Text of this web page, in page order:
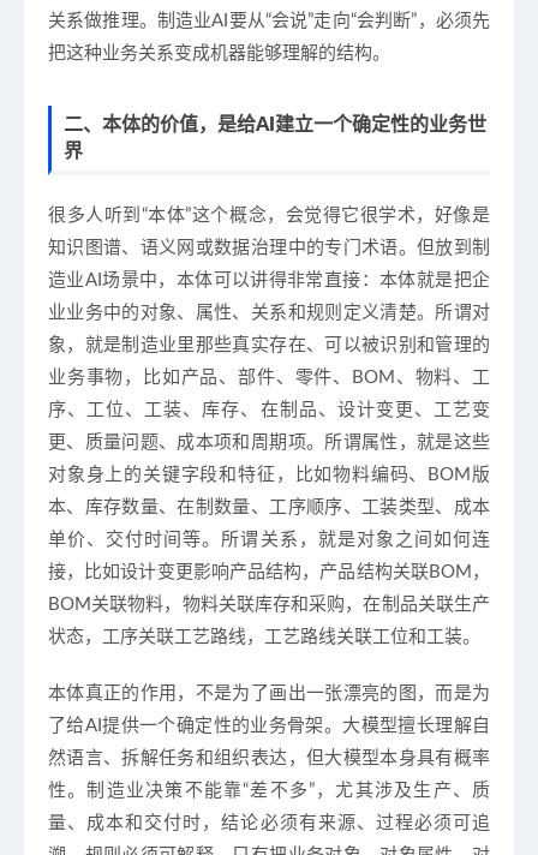
关系做推理。制造业AI要从“会说”走向“会判断”，必须先
把这种业务关系变成机器能够理解的结构。
二、本体的价值，是给AI建立一个确定性的业务世
界
很多人听到“本体”这个概念，会觉得它很学术，好像是
知识图谱、语义网或数据治理中的专门术语。但放到制
造业AI场景中，本体可以讲得非常直接：本体就是把企
业业务中的对象、属性、关系和规则定义清楚。所谓对
象，就是制造业里那些真实存在、可以被识别和管理的
业务事物，比如产品、部件、零件、BOM、物料、工
序、工位、工装、库存、在制品、设计变更、工艺变
更、质量问题、成本项和周期项。所谓属性，就是这些
对象身上的关键字段和特征，比如物料编码、BOM版
本、库存数量、在制数量、工序顺序、工装类型、成本
单价、交付时间等。所谓关系，就是对象之间如何连
接，比如设计变更影响产品结构，产品结构关联BOM，
BOM关联物料，物料关联库存和采购，在制品关联生产
状态，工序关联工艺路线，工艺路线关联工位和工装。
本体真正的作用，不是为了画出一张漂亮的图，而是为
了给AI提供一个确定性的业务骨架。大模型擅长理解自
然语言、拆解任务和组织表达，但大模型本身具有概率
性。制造业决策不能靠“差不多”，尤其涉及生产、质
量、成本和交付时，结论必须有来源、过程必须可追